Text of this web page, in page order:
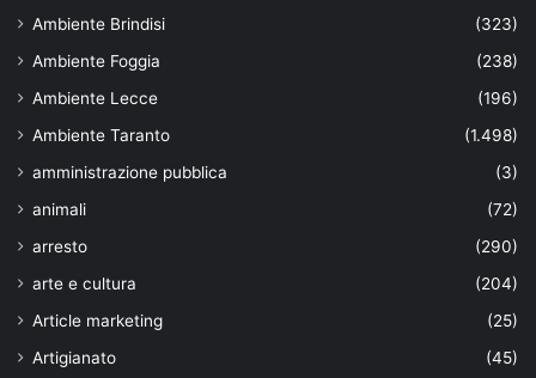
Ambiente Brindisi
(323)
Ambiente Foggia
(238)
Ambiente Lecce
(196)
Ambiente Taranto
(1.498)
amministrazione pubblica
(3)
animali
(72)
arresto
(290)
arte e cultura
(204)
Article marketing
(25)
Artigianato
(45)